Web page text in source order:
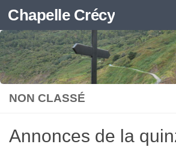
Skip to content
Chapelle Crécy
NON CLASSÉ
Annonces de la